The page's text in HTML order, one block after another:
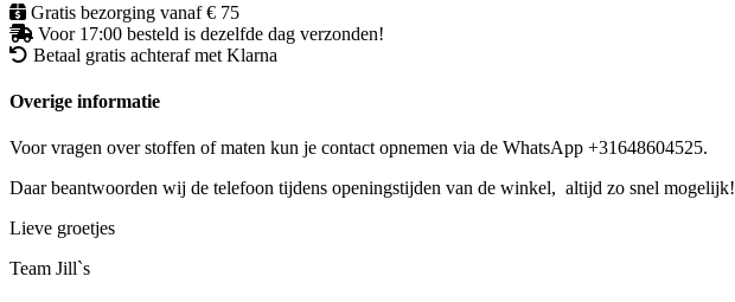
Gratis bezorging vanaf € 75
Voor 17:00 besteld is dezelfde dag verzonden!
Betaal gratis achteraf met Klarna
Overige informatie
Voor vragen over stoffen of maten kun je contact opnemen via de WhatsApp +31648604525.
Daar beantwoorden wij de telefoon tijdens openingstijden van de winkel, altijd zo snel mogelijk!
Lieve groetjes
Team Jill`s